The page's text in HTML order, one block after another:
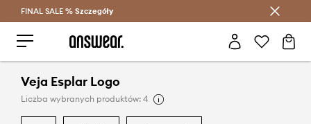
Oszczędzaj z Answear Club >
FINAL SALE % Szczegóły
Veja Esplar Logo
Liczba wybranych produktów: 4